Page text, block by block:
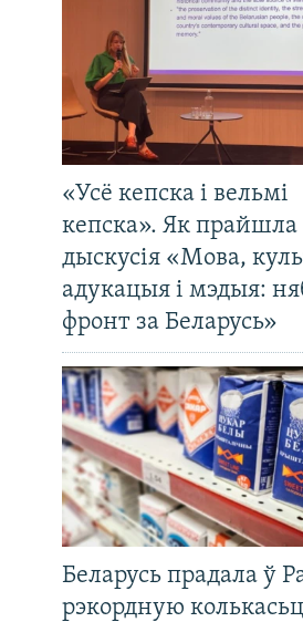
«Усё кепска і вельмі
кепска». Як прайшла
дыскусія «Мова,
адукацыя і мэдыя:
фронт за Беларусь»
Беларусь прадала ў
рэкордную